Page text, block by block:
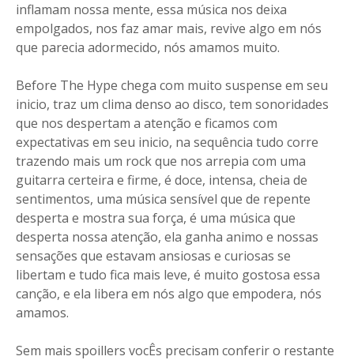
inflamam nossa mente, essa música nos deixa
empolgados, nos faz amar mais, revive algo em nós
que parecia adormecido, nós amamos muito.
Before The Hype chega com muito suspense em seu
inicio, traz um clima denso ao disco, tem sonoridades
que nos despertam a atenção e ficamos com
expectativas em seu inicio, na sequência tudo corre
trazendo mais um rock que nos arrepia com uma
guitarra certeira e firme, é doce, intensa, cheia de
sentimentos, uma música sensível que de repente
desperta e mostra sua força, é uma música que
desperta nossa atenção, ela ganha animo e nossas
sensações que estavam ansiosas e curiosas se
libertam e tudo fica mais leve, é muito gostosa essa
canção, e ela libera em nós algo que empodera, nós
amamos.
Sem mais spoillers vocÊs precisam conferir o restante